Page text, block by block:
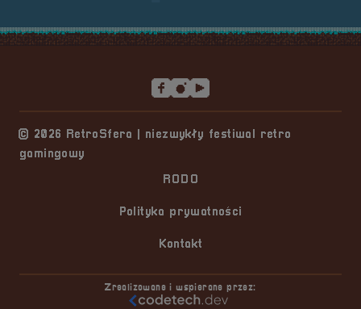
© 2026 RetroSfera | niezwykły festiwal retro
gamingowy
RODO
Polityka prywatności
Kontakt
Zrealizowane i wspierane przez: